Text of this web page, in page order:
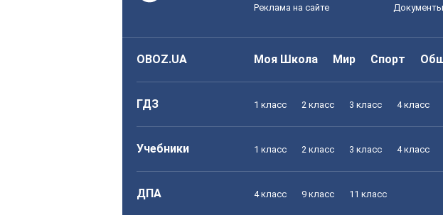
Реклама на сайте Документы
OBOZ.UA Моя Школа Мир Спорт
ГДЗ 1 класс 2 класс 3 класс 4 класс
Учебники 1 класс 2 класс 3 класс 4 класс
ДПА 4 класс 9 класс 11 класс